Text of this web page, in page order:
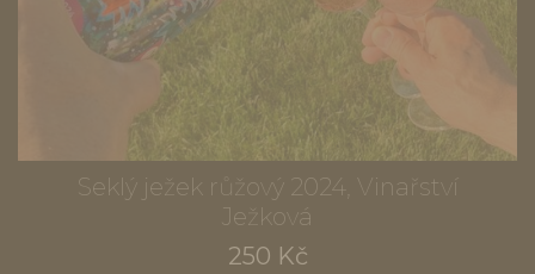
Seklý ježek růžový 2024, Vinařství
Ježková
250 Kč